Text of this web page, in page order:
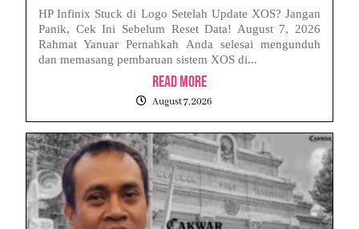
HP Infinix Stuck di Logo Setelah Update XOS? Jangan
Panik, Cek Ini Sebelum Reset Data! August 7, 2026
Rahmat Yanuar Pernahkah Anda selesai mengunduh
dan memasang pembaruan sistem XOS di...
Read More
August 7, 2026